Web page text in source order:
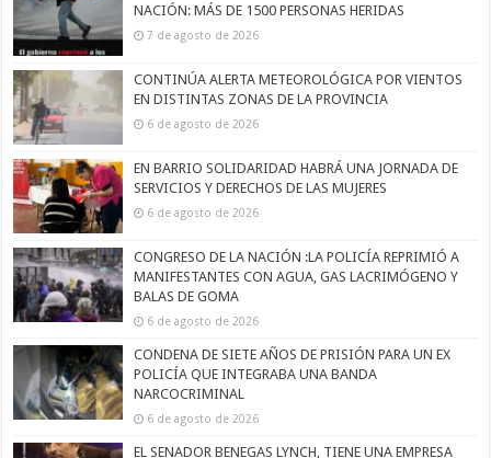
NACIÓN: MÁS DE 1500 PERSONAS HERIDAS
7 de agosto de 2026
CONTINÚA ALERTA METEOROLÓGICA POR VIENTOS
EN DISTINTAS ZONAS DE LA PROVINCIA
6 de agosto de 2026
EN BARRIO SOLIDARIDAD HABRÁ UNA JORNADA DE
SERVICIOS Y DERECHOS DE LAS MUJERES
6 de agosto de 2026
CONGRESO DE LA NACIÓN :LA POLICÍA REPRIMIÓ A
MANIFESTANTES CON AGUA, GAS LACRIMÓGENO Y
BALAS DE GOMA
6 de agosto de 2026
CONDENA DE SIETE AÑOS DE PRISIÓN PARA UN EX
POLICÍA QUE INTEGRABA UNA BANDA
NARCOCRIMINAL
6 de agosto de 2026
EL SENADOR BENEGAS LYNCH, TIENE UNA EMPRESA